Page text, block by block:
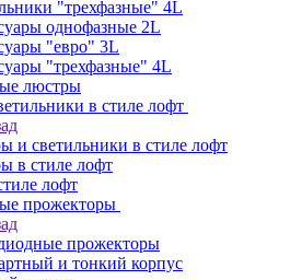
"трехфазные" 4L
однофазные 2L
"евро" 3L
"трехфазные" 4L
люстры
в стиле лофт
и светильники в стиле лофт
в стиле лофт
лофт
прожекторы
прожекторы
и тонкий корпус